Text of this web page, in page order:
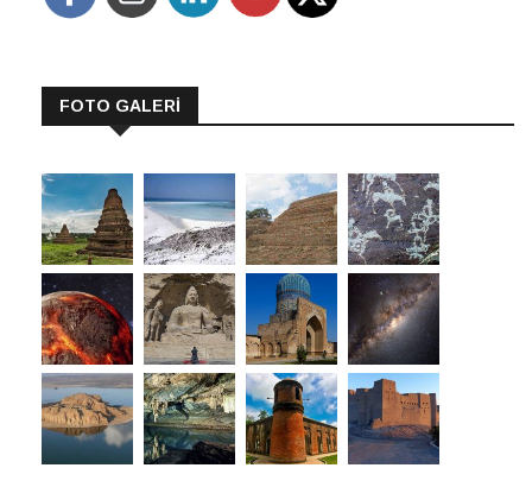
FOTO GALERİ